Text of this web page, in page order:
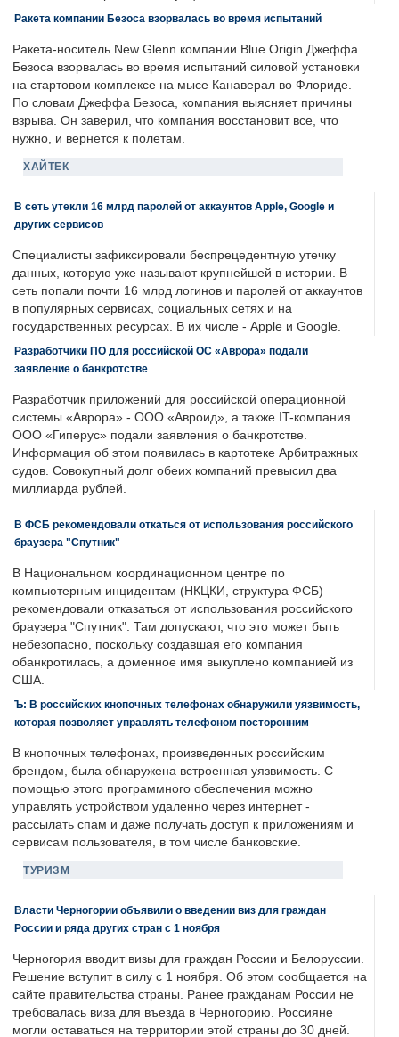
Ракета компании Безоса взорвалась во время испытаний
Ракета-носитель New Glenn компании Blue Origin Джеффа
Безоса взорвалась во время испытаний силовой установки
на стартовом комплексе на мысе Канаверал во Флориде.
По словам Джеффа Безоса, компания выясняет причины
взрыва. Он заверил, что компания восстановит все, что
нужно, и вернется к полетам.
ХАЙТЕК
В сеть утекли 16 млрд паролей от аккаунтов Apple, Google и
других сервисов
Специалисты зафиксировали беспрецедентную утечку
данных, которую уже называют крупнейшей в истории. В
сеть попали почти 16 млрд логинов и паролей от аккаунтов
в популярных сервисах, социальных сетях и на
государственных ресурсах. В их числе - Apple и Google.
Разработчики ПО для российской ОС «Аврора» подали
заявление о банкротстве
Разработчик приложений для российской операционной
системы «Аврора» - ООО «Авроид», а также IT-компания
ООО «Гиперус» подали заявления о банкротстве.
Информация об этом появилась в картотеке Арбитражных
судов. Совокупный долг обеих компаний превысил два
миллиарда рублей.
В ФСБ рекомендовали откаться от использования российского
браузера "Спутник"
В Национальном координационном центре по
компьютерным инцидентам (НКЦКИ, структура ФСБ)
рекомендовали отказаться от использования российского
браузера "Спутник". Там допускают, что это может быть
небезопасно, поскольку создавшая его компания
обанкротилась, а доменное имя выкуплено компанией из
США.
Ъ: В российских кнопочных телефонах обнаружили уязвимость,
которая позволяет управлять телефоном посторонним
В кнопочных телефонах, произведенных российским
брендом, была обнаружена встроенная уязвимость. С
помощью этого программного обеспечения можно
управлять устройством удаленно через интернет -
рассылать спам и даже получать доступ к приложениям и
сервисам пользователя, в том числе банковские.
ТУРИЗМ
Власти Черногории объявили о введении виз для граждан
России и ряда других стран с 1 ноября
Черногория вводит визы для граждан России и Белоруссии.
Решение вступит в силу с 1 ноября. Об этом сообщается на
сайте правительства страны. Ранее гражданам России не
требовалась виза для въезда в Черногорию. Россияне
могли оставаться на территории этой страны до 30 дней.